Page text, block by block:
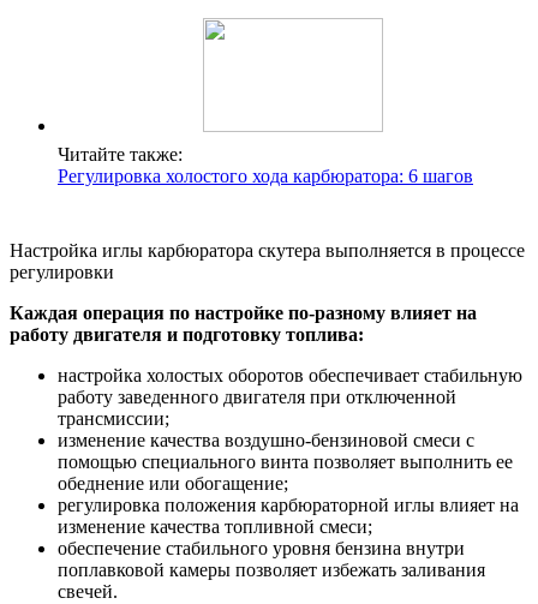
Читайте также:
Регулировка холостого хода карбюратора: 6 шагов
Настройка иглы карбюратора скутера выполняется в процессе
регулировки
Каждая операция по настройке по-разному влияет на
работу двигателя и подготовку топлива:
настройка холостых оборотов обеспечивает стабильную
работу заведенного двигателя при отключенной
трансмиссии;
изменение качества воздушно-бензиновой смеси с
помощью специального винта позволяет выполнить ее
обеднение или обогащение;
регулировка положения карбюраторной иглы влияет на
изменение качества топливной смеси;
обеспечение стабильного уровня бензина внутри
поплавковой камеры позволяет избежать заливания
свечей.